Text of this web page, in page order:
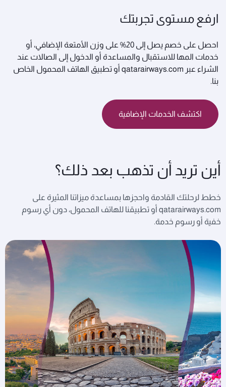
ارفع مستوى تجربتك
احصل على خصم يصل إلى 20% على وزن الأمتعة الإضافي، أو
خدمات المها للاستقبال والمساعدة أو الدخول إلى الصالات عند
الشراء عبر qatarairways.com أو تطبيق الهاتف المحمول الخاص
بنا.
اكتشف الخدمات الإضافية
أين تريد أن تذهب بعد ذلك؟
خطط لرحلتك القادمة واحجزها بمساعدة ميزاتنا المثيرة على
qatarairways.com أو تطبيقنا للهاتف المحمول، دون أي رسوم
خفية أو رسوم خدمة.